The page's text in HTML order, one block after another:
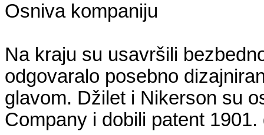
Osniva kompaniju
Na kraju su usavršili
odgovaralo posebno
glavom. Džilet i Nikerson su
Company i dobili patent 1901.